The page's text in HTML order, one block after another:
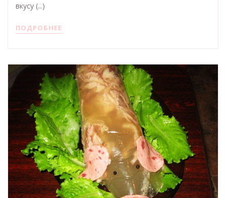
вкусу (...)
ПОДРОБНЕЕ